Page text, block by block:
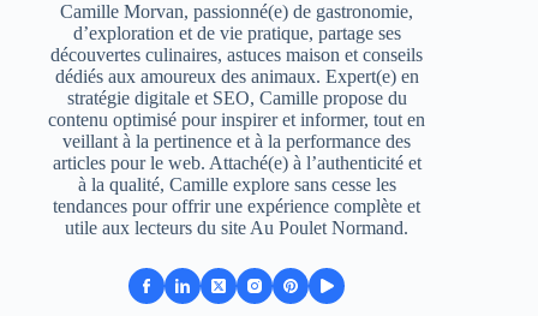
Camille Morvan, passionné(e) de gastronomie,
d’exploration et de vie pratique, partage ses
découvertes culinaires, astuces maison et conseils
dédiés aux amoureux des animaux. Expert(e) en
stratégie digitale et SEO, Camille propose du
contenu optimisé pour inspirer et informer, tout en
veillant à la pertinence et à la performance des
articles pour le web. Attaché(e) à l’authenticité et
à la qualité, Camille explore sans cesse les
tendances pour offrir une expérience complète et
utile aux lecteurs du site Au Poulet Normand.